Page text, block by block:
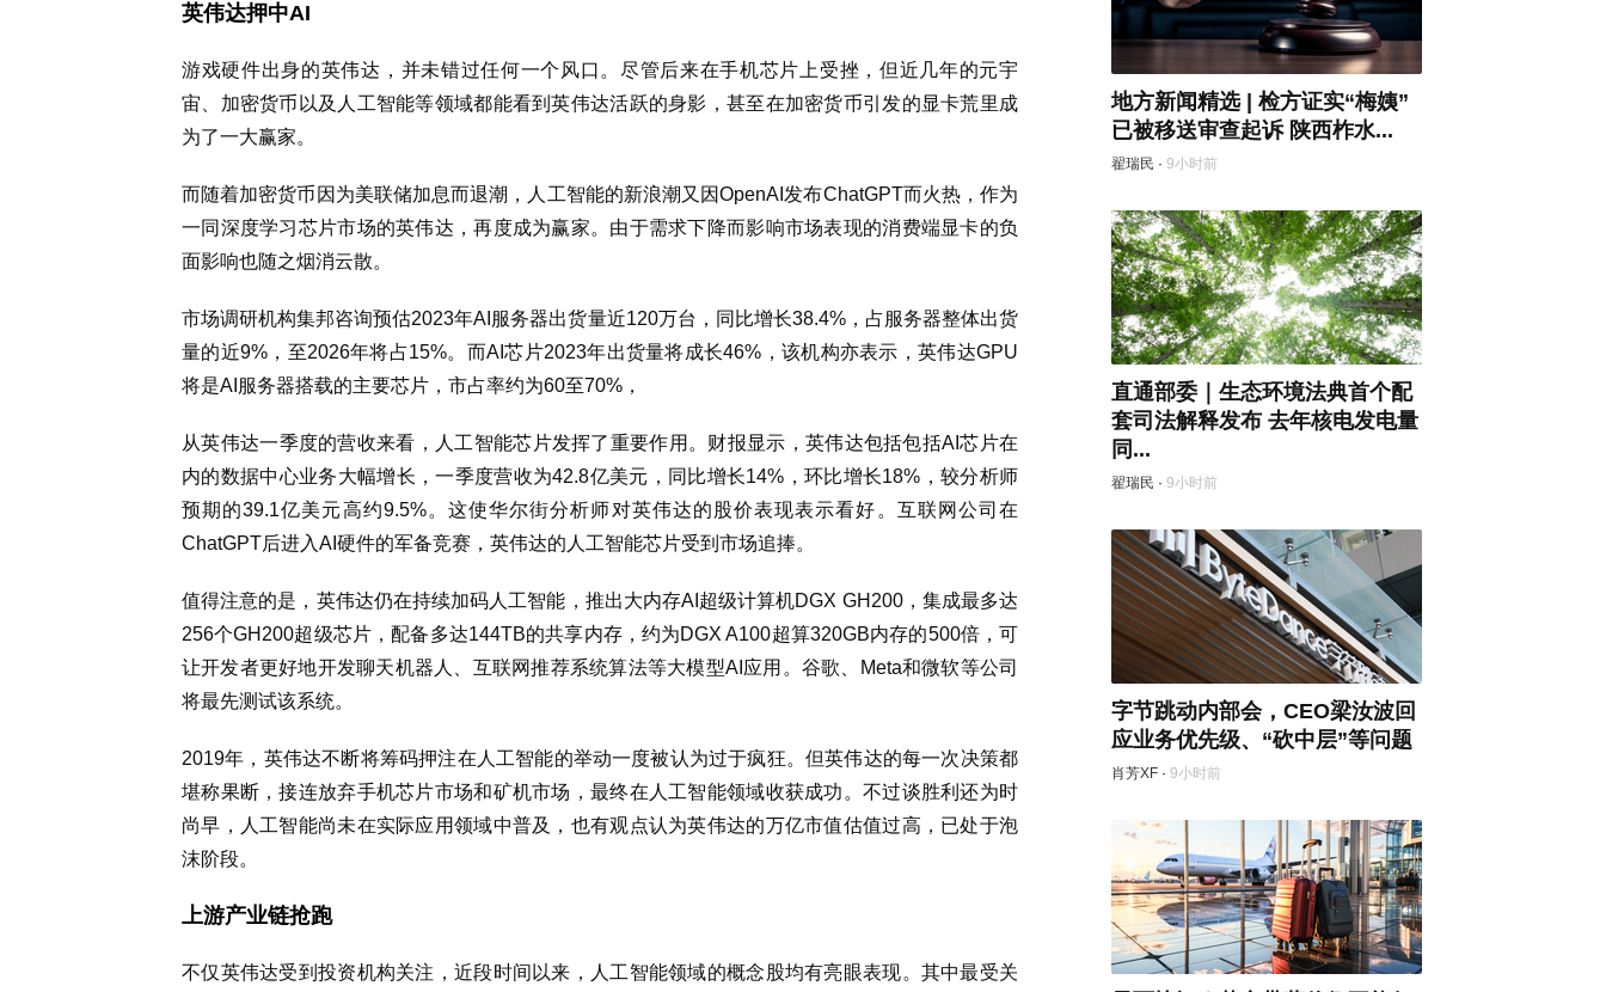
英伟达押中AI
游戏硬件出身的英伟达，并未错过任何一个风口。尽管后来在手机芯片上受挫，但近几年的元宇
宙、加密货币以及人工智能等领域都能看到英伟达活跃的身影，甚至在加密货币引发的显卡荒里成
为了一大赢家。
而随着加密货币因为美联储加息而退潮，人工智能的新浪潮又因OpenAI发布ChatGPT而火热，作为
一同深度学习芯片市场的英伟达，再度成为赢家。由于需求下降而影响市场表现的消费端显卡的负
面影响也随之烟消云散。
市场调研机构集邦咨询预估2023年AI服务器出货量近120万台，同比增长38.4%，占服务器整体出货
量的近9%，至2026年将占15%。而AI芯片2023年出货量将成长46%，该机构亦表示，英伟达GPU
将是AI服务器搭载的主要芯片，市占率约为60至70%，
从英伟达一季度的营收来看，人工智能芯片发挥了重要作用。财报显示，英伟达包括包括AI芯片在
内的数据中心业务大幅增长，一季度营收为42.8亿美元，同比增长14%，环比增长18%，较分析师
预期的39.1亿美元高约9.5%。这使华尔街分析师对英伟达的股价表现表示看好。互联网公司在
ChatGPT后进入AI硬件的军备竞赛，英伟达的人工智能芯片受到市场追捧。
值得注意的是，英伟达仍在持续加码人工智能，推出大内存AI超级计算机DGX GH200，集成最多达
256个GH200超级芯片，配备多达144TB的共享内存，约为DGX A100超算320GB内存的500倍，可
让开发者更好地开发聊天机器人、互联网推荐系统算法等大模型AI应用。谷歌、Meta和微软等公司
将最先测试该系统。
2019年，英伟达不断将筹码押注在人工智能的举动一度被认为过于疯狂。但英伟达的每一次决策都
堪称果断，接连放弃手机芯片市场和矿机市场，最终在人工智能领域收获成功。不过谈胜利还为时
尚早，人工智能尚未在实际应用领域中普及，也有观点认为英伟达的万亿市值估值过高，已处于泡
沫阶段。
上游产业链抢跑
不仅英伟达受到投资机构关注，近段时间以来，人工智能领域的概念股均有亮眼表现。其中最受关
地方新闻精选 | 检方证实“梅姨”
已被移送审查起诉 陕西柞水...
翟瑞民 · 9小时前
直通部委｜生态环境法典首个配
套司法解释发布 去年核电发电量
同...
翟瑞民 · 9小时前
字节跳动内部会，CEO梁汝波回
应业务优先级、“砍中层”等问题
肖芳XF · 9小时前